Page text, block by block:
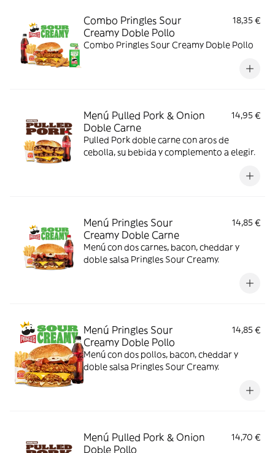
Combo Pringles Sour
Creamy Doble Pollo
18,35 €
Combo Pringles Sour Creamy Doble Pollo
Menú Pulled Pork & Onion
Doble Carne
14,95 €
Pulled Pork doble carne con aros de
cebolla, su bebida y complemento a elegir.
Menú Pringles Sour
Creamy Doble Carne
14,85 €
Menú con dos carnes, bacon, cheddar y
doble salsa Pringles Sour Creamy.
Menú Pringles Sour
Creamy Doble Pollo
14,85 €
Menú con dos pollos, bacon, cheddar y
doble salsa Pringles Sour Creamy.
Menú Pulled Pork & Onion
Doble Pollo
14,70 €